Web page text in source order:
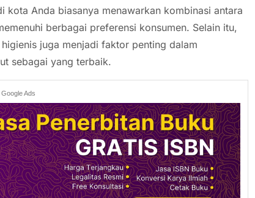
Anda biasanya menawarkan kombinasi antara
berbagai preferensi konsumen. Selain itu,
juga menjadi faktor penting dalam
sebagai yang terbaik.
Google Ads